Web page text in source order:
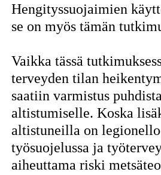
Hengityssuojaimien
se on myös tämän
Vaikka tässä
terveyden tilan
saatiin varmistus
altistumiselle. Koska
altistuneilla on
työsuojelussa ja
aiheuttama riski